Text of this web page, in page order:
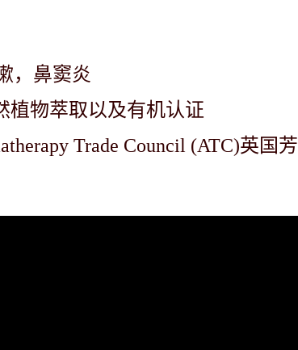
，鼻窦炎
植物萃取以及有机认证
Trade Council (ATC)英国